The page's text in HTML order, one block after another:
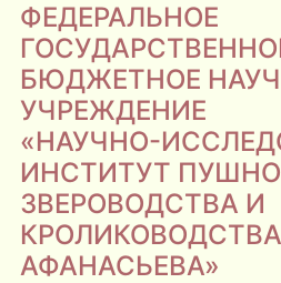
ФЕДЕРАЛЬНОЕ
БЮДЖЕТНОЕ
УЧРЕЖДЕНИЕ
«НАУЧНО-
ИНСТИТУТ
ЗВЕРОВОДСТВА И
АФАНАСЬЕВА»